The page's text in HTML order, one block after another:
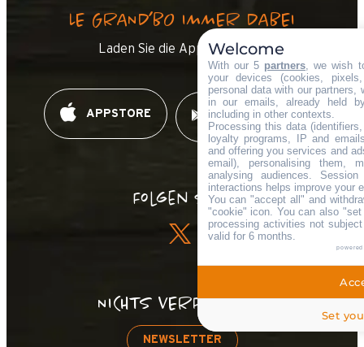
LE GRAND’BO IMMER DABEI
Laden Sie die App herunter !
APPSTORE GOOGLE PLAY
Folgen Sie !
NICHTS VERPASSEN!
NEWSLETTER
Welcome
With our 5 partners , we wish
your devices (cookies,
personal data with our partners,
in our emails, already held
including in other contexts.
Processing this data
loyalty programs, IP and
and offering you services and
email), personalising them,
analysing audiences.
interactions helps improve your
You can "accept all" and
"cookie" icon . You can also
processing activities not
valid for 6 months.
Set